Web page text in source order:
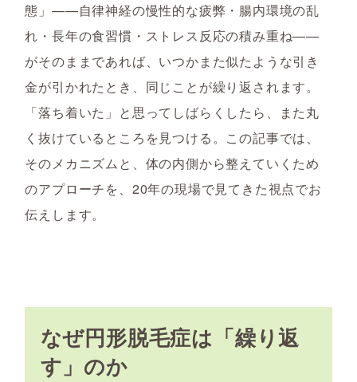
態」——自律神経の慢性的な疲弊・腸内環境の乱
れ・長年の食習慣・ストレス反応の積み重ね——
がそのままであれば、いつかまた似たような引き
金が引かれたとき、同じことが繰り返されます。
「落ち着いた」と思ってしばらくしたら、また丸
く抜けているところを見つける。この記事では、
そのメカニズムと、体の内側から整えていくため
のアプローチを、20年の現場で見てきた視点でお
伝えします。
なぜ円形脱毛症は「繰り返
す」のか